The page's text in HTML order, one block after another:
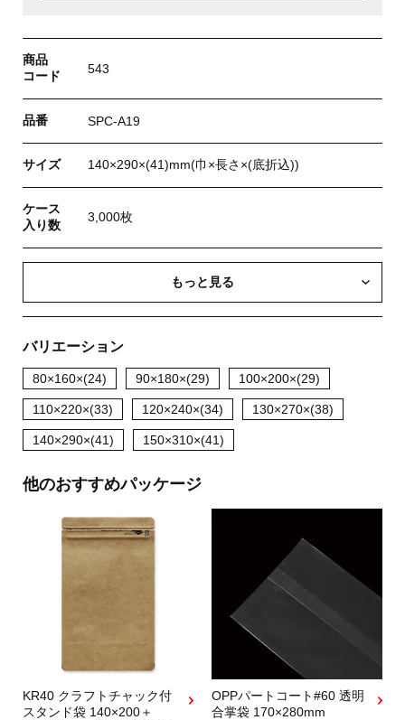
商品
コード
543
品番 SPC-A19
サイズ 140×290×(41)mm(巾×長さ×(底折込))
ケース
入り数
3,000枚
もっと見る
バリエーション
80×160×(24) 90×180×(29) 100×200×(29)
110×220×(33) 120×240×(34) 130×270×(38)
140×290×(41) 150×310×(41)
他のおすすめパッケージ
KR40 クラフトチャック付
スタンド袋 140×200＋
OPPパートコート#60 透明
合掌袋 170×280mm